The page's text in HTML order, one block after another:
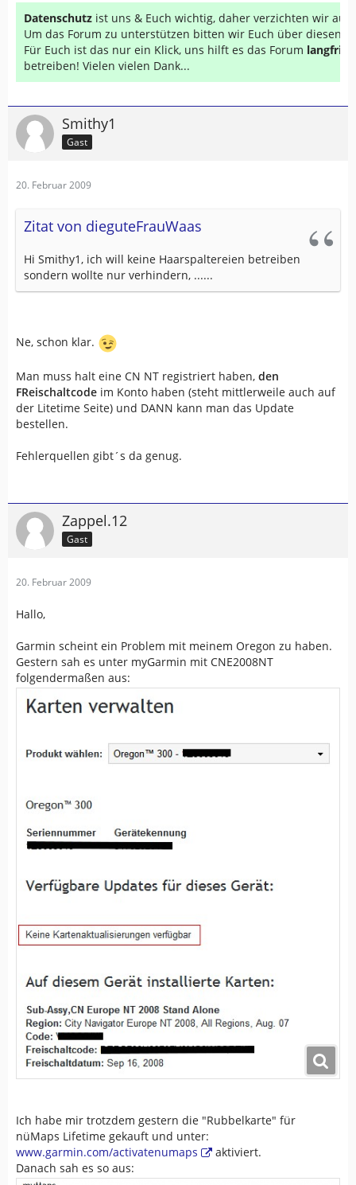
Datenschutz ist uns & Euch wichtig, daher verzichten wir auf
Um das Forum zu unterstützen bitten wir Euch über diesen
Für Euch ist das nur ein Klick, uns hilft es das Forum
betreiben! Vielen vielen Dank...
Smithy1
Gast
20. Februar 2009
Zitat von dieguteFrauWaas
Hi Smithy1, ich will keine Haarspaltereien betreiben
sondern wollte nur verhindern, ......
Ne, schon klar.
Man muss halt eine CN NT registriert haben, den
FReischaltcode im Konto haben (steht mittlerweile auch auf
der Litetime Seite) und DANN kann man das Update
bestellen.
Fehlerquellen gibt´s da genug.
Zappel.12
Gast
20. Februar 2009
Hallo,
Garmin scheint ein Problem mit meinem Oregon zu haben.
Gestern sah es unter myGarmin mit CNE2008NT
folgendermaßen aus:
Ich habe mir trotzdem gestern die "Rubbelkarte" für
nüMaps Lifetime gekauft und unter:
www.garmin.com/activatenumaps
aktiviert.
Danach sah es so aus: